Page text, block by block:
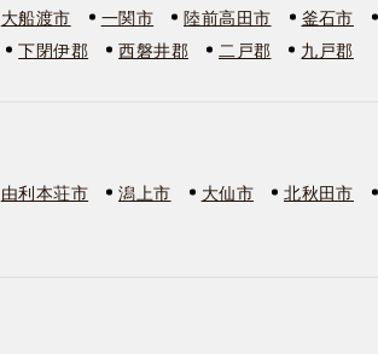
大船渡市 一関市 陸前高田市 釜石市
下閉伊郡 西磐井郡 二戸郡 九戸郡
由利本荘市 潟上市 大仙市 北秋田市